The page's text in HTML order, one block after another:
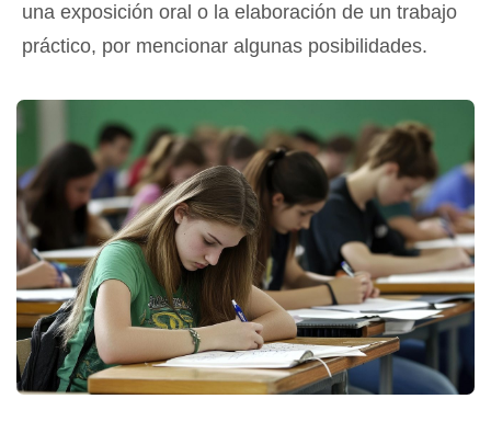
una exposición oral o la elaboración de un trabajo
práctico, por mencionar algunas posibilidades.